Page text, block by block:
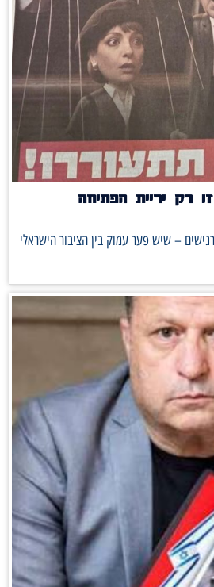
רק יריית הפתיחה
– שיש פער עמוק בין הציבור הישראלי